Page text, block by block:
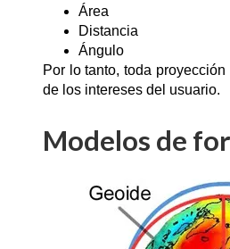
Área
Distancia
Ángulo
Por lo tanto, toda
de los intereses del usuario.
Modelos de